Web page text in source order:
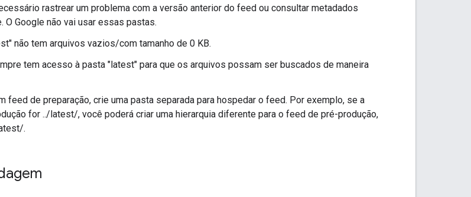
rastrear um problema com a versão anterior do feed ou consultar metadados
O Google não vai usar essas pastas.
não tem arquivos vazios/com tamanho de 0 KB.
tem acesso à pasta "latest" para que os arquivos possam ser buscados de maneira
feed de preparação, crie uma pasta separada para hospedar o feed. Por exemplo, se a
for ../latest/, você poderá criar uma hierarquia diferente para o feed de pré-produção,
.